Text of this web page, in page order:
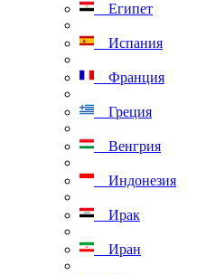
Египет
Испания
Франция
Греция
Венгрия
Индонезия
Ирак
Иран